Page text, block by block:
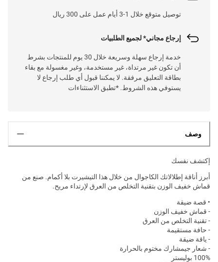
توصيل متوقع خلال 1-3 أيام عمل على 300 ريال
إرجاع مجاني* لجميع الطلبيات
خدمة إرجاع سهلة وسريعة خلال 30 يوم للمنتجات بشرط
أن تكون غير مرتداة، غير مستخدمة، وغير مغسولة مع بقاء
بطاقة التعليق مرفقة. لا يمكننا قبول أي طلب إرجاع لا
يستوفي هذه الشروط. *تطبق الاستثناءات
وصف
إكتشف نفسك
أبرز أناقة إطلالاتك الكاجوال من خلال هذا التيشيرت بلا أكمام. صنع من
قماش خفيف الوزن بتقنية التخلص من العرق لإرتداء مريح.
• قصة ضيقة
- قماش خفيف الوزن
- تقنية التخلص من العرق
- حافة مستقيمة
- ياقة ضيقة
- شعار جيمشارك مختوم بالحرارة
100% بوليستر